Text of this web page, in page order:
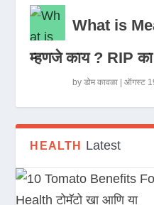
What is
म्हणजे काय ? RIP का
byडोम कावळा |ऑगस्ट
HEALTH Latest